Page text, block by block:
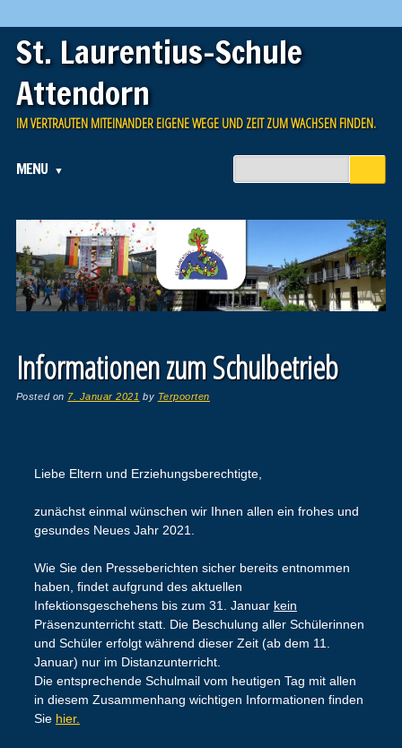
St. Laurentius-Schule
Attendorn
IM VERTRAUTEN MITEINANDER EIGENE WEGE UND ZEIT ZUM WACHSEN FINDEN.
Main menu
MENU
Informationen zum Schulbetrieb
Posted on 7. Januar 2021 by Terpoorten
Liebe Eltern und Erziehungsberechtigte,
zunächst einmal wünschen wir Ihnen allen ein frohes und
gesundes Neues Jahr 2021.
Wie Sie den Presseberichten sicher bereits entnommen
haben, findet aufgrund des aktuellen
Infektionsgeschehens bis zum 31. Januar kein
Präsenzunterricht statt. Die Beschulung aller Schülerinnen
und Schüler erfolgt während dieser Zeit (ab dem 11.
Januar) nur im Distanzunterricht.
Die entsprechende Schulmail vom heutigen Tag mit allen
in diesem Zusammenhang wichtigen Informationen finden
Sie hier.